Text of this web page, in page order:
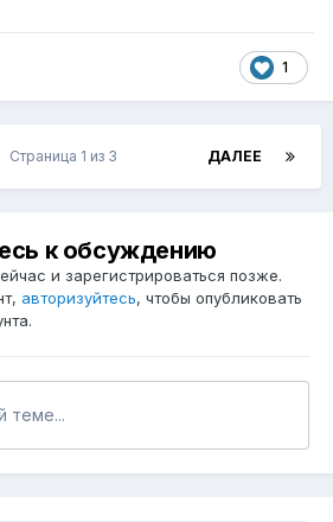
1
ДАЛЕЕ
Страница 1 из 3
к обсуждению
и зарегистрироваться позже.
авторизуйтесь, чтобы опубликовать
теме...